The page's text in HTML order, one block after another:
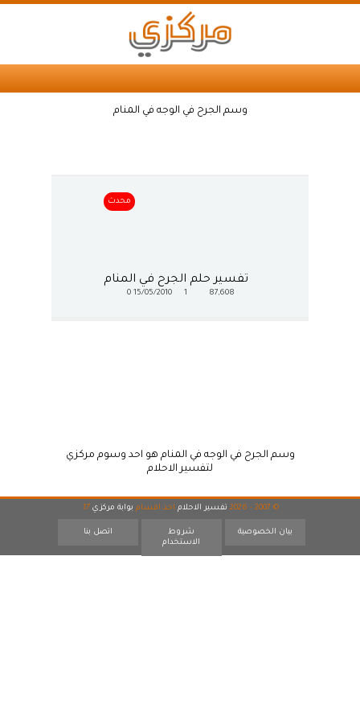
وسم الجرح في الوجه في المنام
محدث
تفسير حلم الجرح في المنام
87,608
15/05/2010
0
وسم الجرح في الوجه في المنام هو احد وسوم مركزي
لتفسير الاحلام
© 2007 - 2026 تفسير الاحلام احد اقسام بوابة مركزي 17
بيان الخصوصية
شروط
الاستخدام
اتصل بنا